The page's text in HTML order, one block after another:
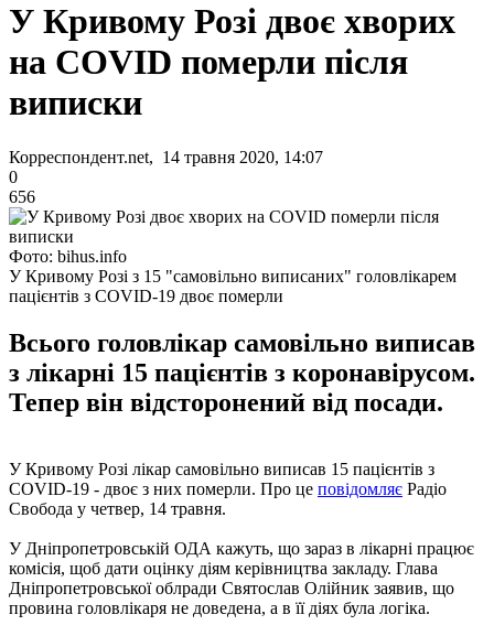
У Кривому Розі двоє хворих
на COVID померли після
виписки
Корреспондент.net, 14 травня 2020, 14:07
0
656
Фото: bihus.info
У Кривому Розі з 15 "самовільно виписаних" головлікарем
пацієнтів з COVID-19 двоє померли
Всього головлікар самовільно виписав
з лікарні 15 пацієнтів з коронавірусом.
Тепер він відсторонений від посади.
У Кривому Розі лікар самовільно виписав 15 пацієнтів з
COVID-19 - двоє з них померли. Про це повідомляє Радіо
Свобода у четвер, 14 травня.
У Дніпропетровській ОДА кажуть, що зараз в лікарні працює
комісія, щоб дати оцінку діям керівництва закладу. Глава
Дніпропетровської облради Святослав Олійник заявив, що
провина головлікаря не доведена, а в її діях була логіка.